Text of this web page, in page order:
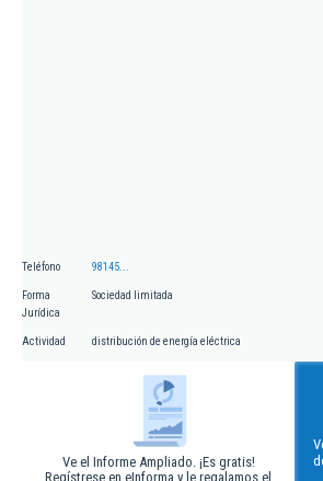
Teléfono 98145...
Forma
Jurídica
Sociedad limitada
Actividad distribución de energía eléctrica
Ve el Informe Ampliado. ¡Es gratis!
Regístrese en eInforma y le regalamos el